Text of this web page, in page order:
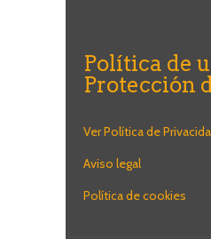
Política de
Protección
Ver Política de
Aviso legal
Política de cookies